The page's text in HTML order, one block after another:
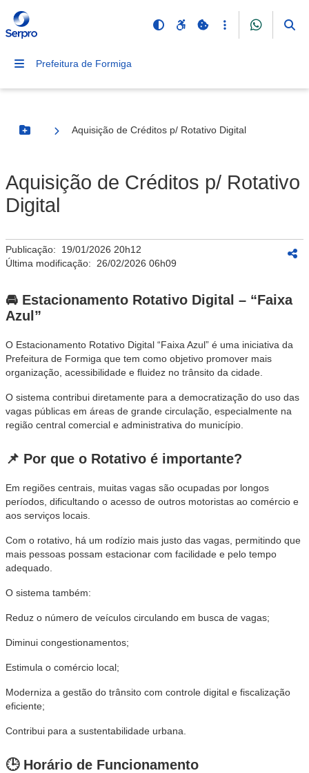
Prefeitura de Formiga
Botão Menu
Aquisição de Créditos p/ Rotativo Digital
Aquisição de Créditos p/ Rotativo
Digital
Publicação: 19/01/2026 20h12
Última modificação: 26/02/2026 06h09
🚘 Estacionamento Rotativo Digital – “Faixa
Azul ”
O Estacionamento Rotativo Digital “Faixa Azul” é uma iniciativa da
Prefeitura de Formiga que tem como objetivo promover mais
organização, acessibilidade e fluidez no trânsito da cidade.
O sistema contribui diretamente para a democratização do uso das
vagas públicas em áreas de grande circulação, especialmente na
região central comercial e administrativa do município.
📌 Por que o Rotativo é importante?
Em regiões centrais, muitas vagas são ocupadas por longos
períodos, dificultando o acesso de outros motoristas ao comércio e
aos serviços locais.
Com o rotativo, há um rodízio mais justo das vagas, permitindo que
mais pessoas possam estacionar com facilidade e pelo tempo
adequado.
O sistema também:
Reduz o número de veículos circulando em busca de vagas;
Diminui congestionamentos;
Estimula o comércio local;
Moderniza a gestão do trânsito com controle digital e fiscalização
eficiente;
Contribui para a sustentabilidade urbana.
🕒 Horário de Funcionamento